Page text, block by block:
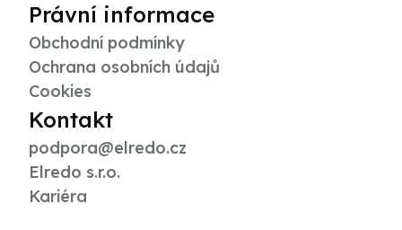
Právní informace
Obchodní podmínky
Ochrana osobních údajů
Cookies
Kontakt
podpora@elredo.cz
Elredo s.r.o.
Kariéra